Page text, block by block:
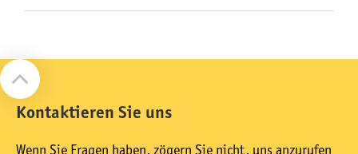
Kontaktieren Sie uns
Wenn Sie Fragen haben, zögern Sie nicht, uns anzurufen